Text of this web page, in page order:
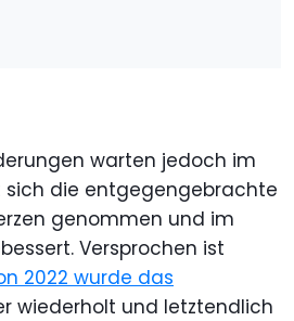
warten jedoch im
sich die entgegengebrachte
genommen und im
Versprochen ist
2022 wurde das
wiederholt und letztendlich